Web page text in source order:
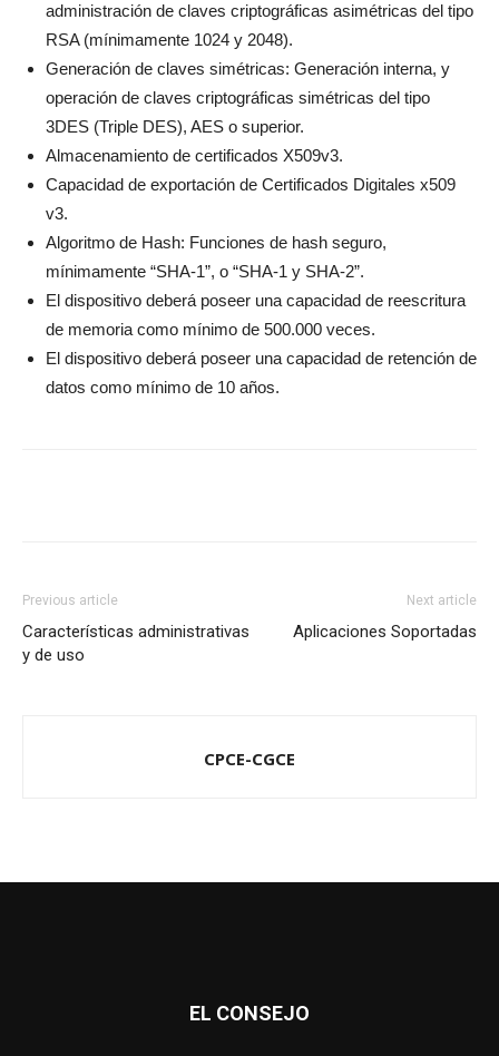
administración de claves criptográficas asimétricas del tipo
RSA (mínimamente 1024 y 2048).
Generación de claves simétricas: Generación interna, y
operación de claves criptográficas simétricas del tipo
3DES (Triple DES), AES o superior.
Almacenamiento de certificados X509v3.
Capacidad de exportación de Certificados Digitales x509
v3.
Algoritmo de Hash: Funciones de hash seguro,
mínimamente “SHA-1”, o “SHA-1 y SHA-2”.
El dispositivo deberá poseer una capacidad de reescritura
de memoria como mínimo de 500.000 veces.
El dispositivo deberá poseer una capacidad de retención de
datos como mínimo de 10 años.
Previous article
Características administrativas
y de uso
Next article
Aplicaciones Soportadas
CPCE-CGCE
EL CONSEJO